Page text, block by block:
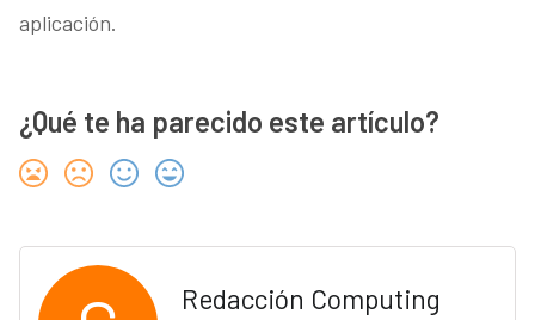
aplicación.
¿Qué te ha parecido este artículo?
Redacción Computing